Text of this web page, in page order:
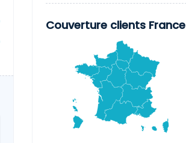
Couverture clients France